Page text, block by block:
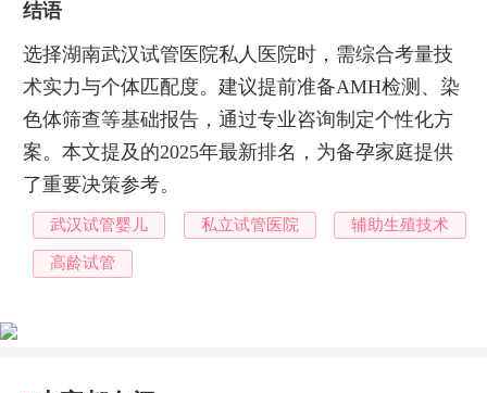
结语
选择湖南武汉试管医院私人医院时，需综合考量技
术实力与个体匹配度。建议提前准备AMH检测、染
色体筛查等基础报告，通过专业咨询制定个性化方
案。本文提及的2025年最新排名，为备孕家庭提供
了重要决策参考。
武汉试管婴儿 私立试管医院 辅助生殖技术
高龄试管